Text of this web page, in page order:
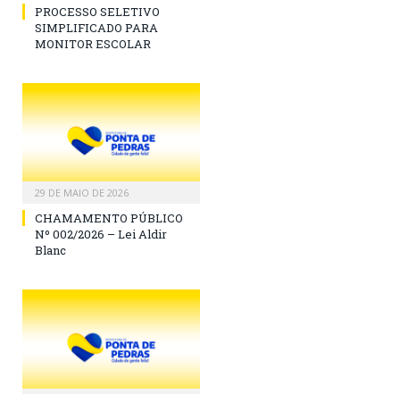
PROCESSO SELETIVO
SIMPLIFICADO PARA
MONITOR ESCOLAR
29 DE MAIO DE 2026
CHAMAMENTO PÚBLICO
Nº 002/2026 – Lei Aldir
Blanc